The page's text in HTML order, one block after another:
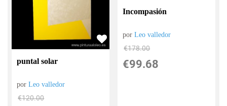
puntal solar
porLeo valledor
€120.00
Incompasión
porLeo valledor
€178.00
€99.68